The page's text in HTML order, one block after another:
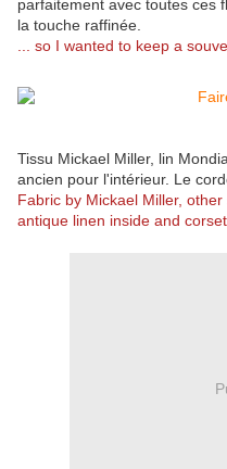
parfaitement avec toutes ces
la touche raffinée.
... so I wanted to keep a
Tissu Mickael Miller, lin
ancien pour l'intérieur. Le
Fabric by Mickael Miller,
antique linen inside and corset